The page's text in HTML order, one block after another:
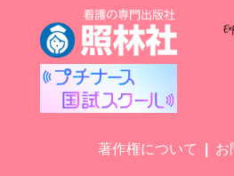
著作権について お